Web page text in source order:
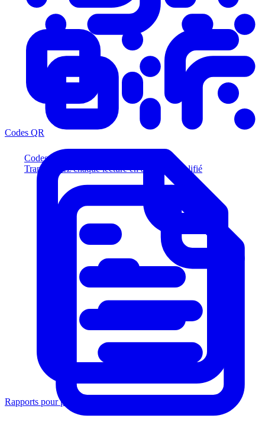
Codes QR
Transformez chaque lecture en acheteur qualifié
Codes QR
Rapports pour prêteurs